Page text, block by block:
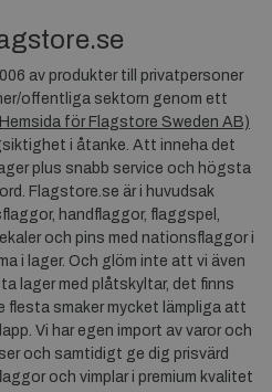
av produkter till privatpersoner
offentliga sektorn genom ett
Hemsida för Flagstore Sweden AB)
i åtanke. Att inneha det
plus snabb service och högsta
Flagstore.se är i huvudsak
handflaggor, flaggspel,
och pins med nationsflaggor i
i lager. Och glöm inte att vi även
lager med plåtskyltar, det finns
flesta smaker mycket lämpliga att
Vi har egen import av varor och
och samtidigt ge dig prisvärd
och vimplar i premium kvalitet